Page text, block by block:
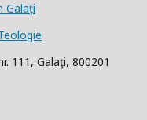
Galați
111, Galaţi, 800201